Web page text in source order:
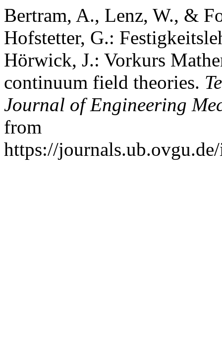
Bertram, A., Lenz, W., &
Hofstetter, G.:
Hörwick, J.: Vorkurs
continuum field theories.
Journal of Engineering
from
https://